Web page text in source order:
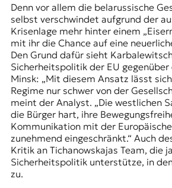
Denn vor allem die belarussische
selbst verschwindet aufgrund der
Krisenlage mehr hinter einem
mit ihr die Chance auf eine
Den Grund dafür sieht
Sicherheitspolitik der EU
Minsk: „Mit diesem Ansatz lässt
Regime nur schwer von der
meint der Analyst. „Die westlichen
die Bürger hart, ihre
Kommunikation mit der
zunehmend eingeschränkt.“ Auch
Kritik an Tichanowskajas Team, die
Sicherheitspolitik unterstütze, in
zu.